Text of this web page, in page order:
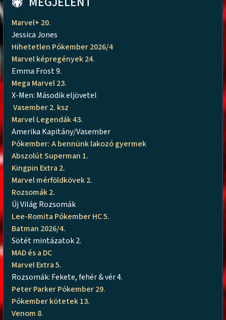
Marvel+ 20.
Jessica Jones
Hihetetlen Pókember 2026/4
Marvel képregények 24.
Emma Frost 9.
Mega Marvel 23.
X-Men: Második eljövetel
Vasember 2. ksz
Marvel Legendák 43.
Amerika Kapitány/Vasember
Pókember: A bennünk lakozó gyermek
Abszolút Superman 1.
Kingpin Extra 2.
Marvel mérföldkövek 2.
Rozsomák 2.
Új Világ Rozsomák
Lee-Romita Pókember HC 5.
Batman 2026/4.
Sötét mintázatok 2.
MAD és a DC
Marvel Extra 5.
Rozsomák: Fekete, fehér & vér 4.
Peter Parker Pókember 29.
Pókember kötetek 13.
Venom 8.